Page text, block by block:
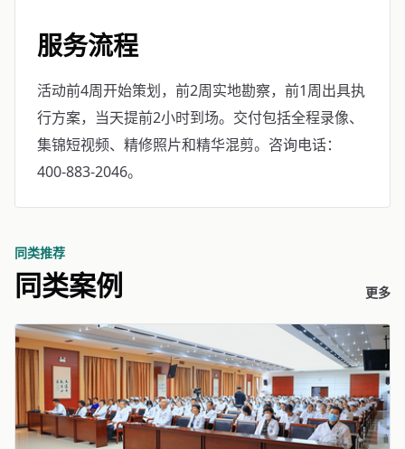
服务流程
活动前4周开始策划，前2周实地勘察，前1周出具执
行方案，当天提前2小时到场。交付包括全程录像、
集锦短视频、精修照片和精华混剪。咨询电话：
400-883-2046。
同类推荐
同类案例 更多